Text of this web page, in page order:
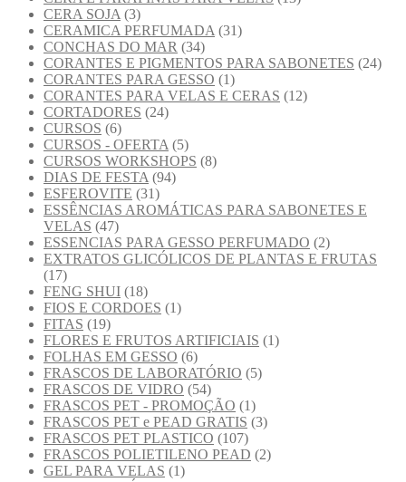
CERA SOJA (3)
CERAMICA PERFUMADA (31)
CONCHAS DO MAR (34)
CORANTES E PIGMENTOS PARA SABONETES (24)
CORANTES PARA GESSO (1)
CORANTES PARA VELAS E CERAS (12)
CORTADORES (24)
CURSOS (6)
CURSOS - OFERTA (5)
CURSOS WORKSHOPS (8)
DIAS DE FESTA (94)
ESFEROVITE (31)
ESSÊNCIAS AROMÁTICAS PARA SABONETES E
VELAS (47)
ESSENCIAS PARA GESSO PERFUMADO (2)
EXTRATOS GLICÓLICOS DE PLANTAS E FRUTAS
(17)
FENG SHUI (18)
FIOS E CORDOES (1)
FITAS (19)
FLORES E FRUTOS ARTIFICIAIS (1)
FOLHAS EM GESSO (6)
FRASCOS DE LABORATÓRIO (5)
FRASCOS DE VIDRO (54)
FRASCOS PET - PROMOÇÃO (1)
FRASCOS PET e PEAD GRATIS (3)
FRASCOS PET PLASTICO (107)
FRASCOS POLIETILENO PEAD (2)
GEL PARA VELAS (1)